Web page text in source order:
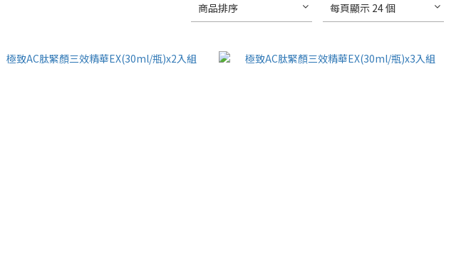
商品排序 每頁顯示 24 個